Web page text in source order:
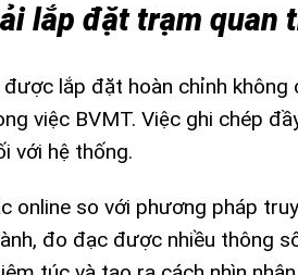
lắp đặt trạm quan
lắp đặt hoàn chỉnh
việc BVMT. Việc ghi chép
với hệ thống.
online so với phương pháp
đo đạc được nhiều thông